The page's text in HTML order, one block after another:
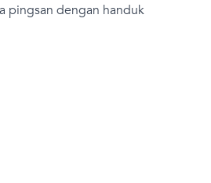
pingsan dengan handuk